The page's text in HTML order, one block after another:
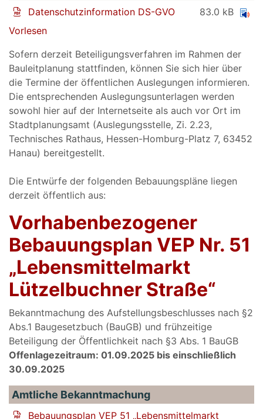
Vorlesen
Sofern derzeit Beteiligungsverfahren im Rahmen der
Bauleitplanung stattfinden, können Sie sich hier über
die Termine der öffentlichen Auslegungen informieren.
Die entsprechenden Auslegungsunterlagen werden
sowohl hier auf der Internetseite als auch vor Ort im
Stadtplanungsamt (Auslegungsstelle, Zi. 2.23,
Technisches Rathaus, Hessen-Homburg-Platz 7, 63452
Hanau) bereitgestellt.
Die Entwürfe der folgenden Bebauungspläne liegen
derzeit öffentlich aus:
Vorhabenbezogener
Bebauungsplan VEP Nr. 51
„Lebensmittelmarkt
Lützelbuchner Straße“
Bekanntmachung des Aufstellungsbeschlusses nach §2
Abs.1 Baugesetzbuch (BauGB) und frühzeitige
Beteiligung der Öffentlichkeit nach §3 Abs. 1 BauGB
Offenlagezeitraum: 01.09.2025 bis einschließlich
30.09.2025
Amtliche Bekanntmachung
Bebauungsplan VEP 51 „Lebensmittelmarkt
Datenschutzinformation DS-GVO 83.0 kB